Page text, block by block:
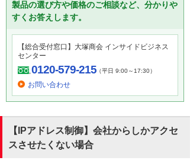
製品の選び方や価格のご相談など、分かりや
すくお答えします。
【総合受付窓口】大塚商会 インサイドビジネス
センター
0120-579-215（平日 9:00～17:30）
お問い合わせ
【IPアドレス制御】会社からしかアクセ
スさせたくない場合